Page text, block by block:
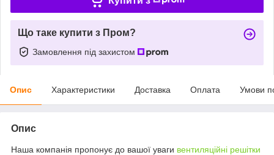
Що таке купити з Пром?
Замовлення під захистом
Опис Характеристики Доставка Оплата Умови
Опис
Наша компанія пропонує до вашої уваги вентиляційні решітки